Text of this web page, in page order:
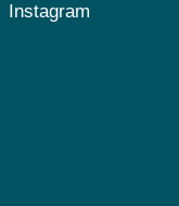
Instagram